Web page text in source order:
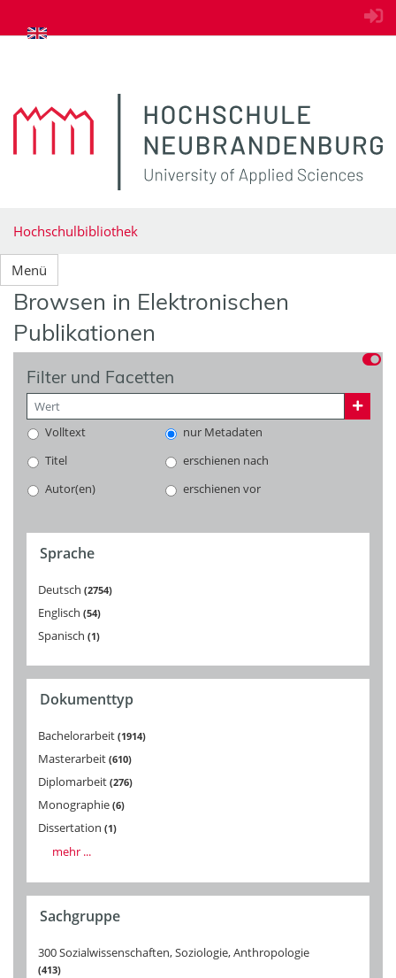
zum Inhalt springen
Hochschulbibliothek
Menü
Browsen in Elektronischen
Publikationen
Filter und Facetten
Volltext
nur Metadaten
Titel
erschienen nach
Autor(en)
erschienen vor
Sprache
Deutsch 2754
Englisch 54
Spanisch 1
Dokumenttyp
Bachelorarbeit 1914
Masterarbeit 610
Diplomarbeit 276
Monographie 6
Dissertation 1
mehr ...
Sachgruppe
300 Sozialwissenschaften, Soziologie, Anthropologie
413